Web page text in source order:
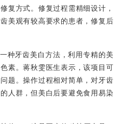
复方式。修复过程需精细设计，
美观有较高要求的患者，修复后
种牙齿美白方法，利用专精的美
素。蒋秋雯医生表示，该项目可
题。操作过程相对简单，对牙齿
人群，但美白后要避免食用易染